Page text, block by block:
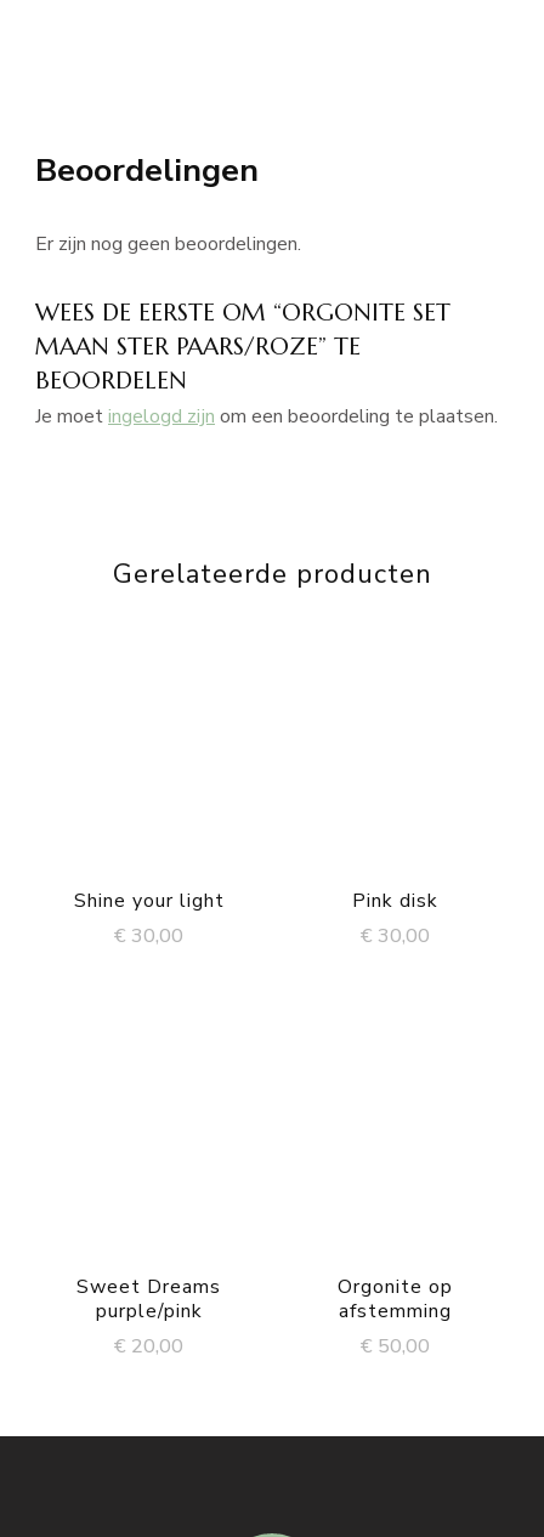
Beoordelingen
Er zijn nog geen beoordelingen.
WEES DE EERSTE OM “ORGONITE SET
MAAN STER PAARS/ROZE” TE
BEOORDELEN
Je moetingelogd zijn om een beoordeling te plaatsen.
Gerelateerde producten
Shine your light
€ 30,00
Pink disk
€ 30,00
Sweet Dreams
purple/pink
€ 20,00
Orgonite op
afstemming
€ 50,00